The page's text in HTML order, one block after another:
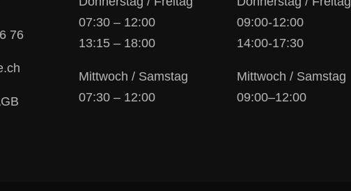
76
07:30 – 12:00
13:15 – 18:00
Mittwoch / Samstag
07:30 – 12:00
09:00-12:00
14:00-17:30
Mittwoch / Samstag
09:00–12:00